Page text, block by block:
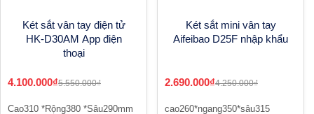
Két sắt vân tay điện tử
HK-D30AM App điện
thoại
4.100.000₫5.550.000₫
Cao310 *Rộng380 *Sâu290mm
Két sắt mini vân tay
Aifeibao D25F nhập khẩu
2.690.000₫4.250.000₫
cao260*ngang350*sâu315